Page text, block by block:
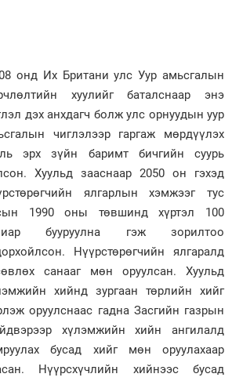
онд Их Британи улс Уур амьсгалын
хуулийг баталснаар энэ
дэх анхдагч болж улс орнуудын уур
чиглэлээр гаргаж мөрдүүлэх
эрх зүйн баримт бичгийн суурь
Хуульд зааснаар 2050 он гэхэд
ялгарлын хэмжээг тус
1990 оны төвшинд хүртэл 100
бууруулна гэж зорилтоо
Нүүрстөрөгчийн ялгаралд
санааг мөн оруулсан. Хуульд
хийнд зургаан төрлийн хийг
оруулснаас гадна Засгийн газрын
хүлэмжийн хийн ангилалд
бусад хийг мөн оруулахаар
Нүүрсхүчлийн хийнээс бусад